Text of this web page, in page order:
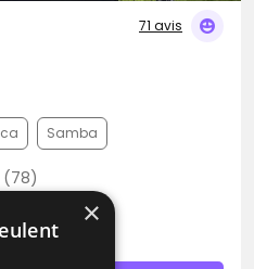
71 avis
Samba
(78)
×